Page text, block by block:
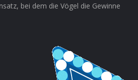
bei dem die Vögel die Gewinne